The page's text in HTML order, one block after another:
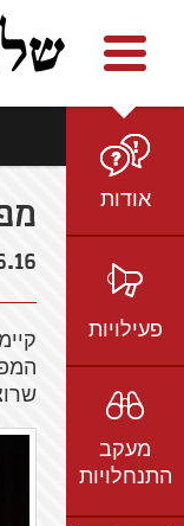
youtube twitter
אודות
הצוות
חזון ועמדות
אמיל גרינצווייג
שקיפות
פעילויות
ברשת
בתקשורת
וידאו
מעקב
התנחלויות